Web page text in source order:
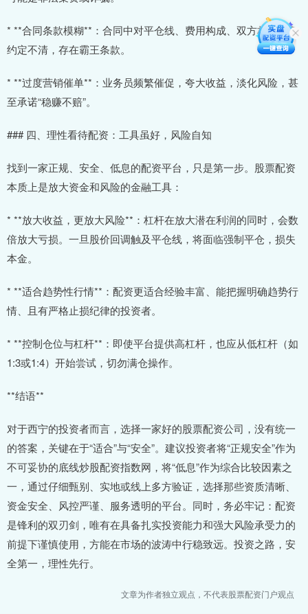
* **合同条款模糊**：合同中对平仓线、费用构成、双方权利义务
约定不清，存在霸王条款。
* **过度营销催单**：业务员频繁催促，夸大收益，淡化风险，甚
至承诺“稳赚不赔”。
### 四、理性看待配资：工具虽好，风险自知
找到一家正规、安全、低息的配资平台，只是第一步。股票配资
本质上是放大资金和风险的金融工具：
* **放大收益，更放大风险**：杠杆在放大潜在利润的同时，会数
倍放大亏损。一旦股价回调触及平仓线，将面临强制平仓，损失
本金。
* **适合趋势性行情**：配资更适合经验丰富、能把握明确趋势行
情、且有严格止损纪律的投资者。
* **控制仓位与杠杆**：即使平台提供高杠杆，也应从低杠杆（如
1:3或1:4）开始尝试，切勿满仓操作。
**结语**
对于西宁的投资者而言，选择一家好的股票配资公司，没有统一
的答案，关键在于“适合”与“安全”。建议投资者将“正规安全”作为
不可妥协的底线炒股配资指数网，将“低息”作为综合比较因素之
一，通过仔细甄别、实地或线上多方验证，选择那些资质清晰、
资金安全、风控严谨、服务透明的平台。同时，务必牢记：配资
是锋利的双刃剑，唯有在具备扎实投资能力和强大风险承受力的
前提下谨慎使用，方能在市场的波涛中行稳致远。投资之路，安
全第一，理性先行。
文章为作者独立观点，不代表股票配资门户观点